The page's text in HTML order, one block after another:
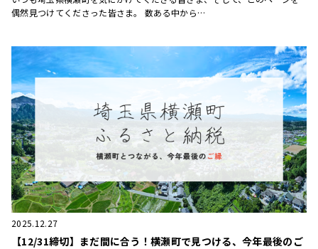
偶然見つけてくださった皆さま。 数ある中から…
2025.12.27
【12/31締切】まだ間に合う！横瀬町で見つける、今年最後のご